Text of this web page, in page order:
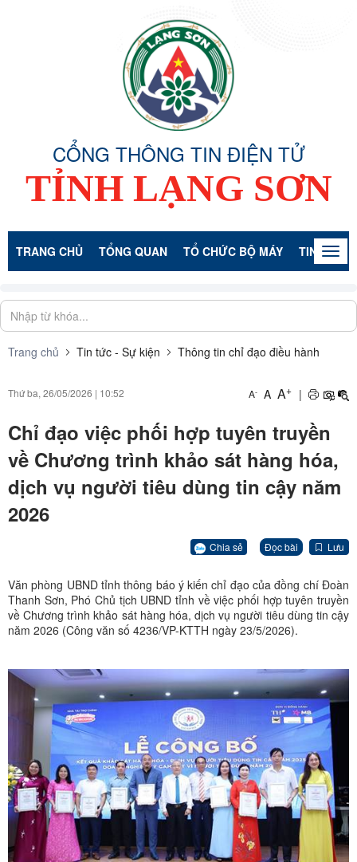
CỔNG THÔNG TIN ĐIỆN TỬ
TỈNH LẠNG SƠN
TRANG CHỦ TỔNG QUAN TỔ CHỨC BỘ MÁY TIN TỨC -
Trang chủ Tin tức - Sự kiện Thông tin chỉ đạo điều hành
Thứ ba, 26/05/2026 | 10:52 A- A A+ |
Chỉ đạo việc phối hợp tuyên truyền
về Chương trình khảo sát hàng hóa,
dịch vụ người tiêu dùng tin cậy năm
2026
Chia sẻ Đọc bài Lưu
Văn phòng UBND tỉnh thông báo ý kiến chỉ đạo của đồng chí Đoàn
Thanh Sơn, Phó Chủ tịch UBND tỉnh về việc phối hợp tuyên truyền
về Chương trình khảo sát hàng hóa, dịch vụ người tiêu dùng tin cậy
năm 2026 (Công văn số 4236/VP-KTTH ngày 23/5/2026).